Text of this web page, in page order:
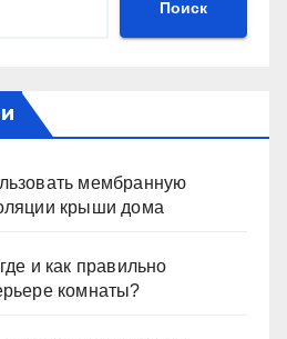
Поиск
мембранную
крыши дома
и как правильно
комнаты?